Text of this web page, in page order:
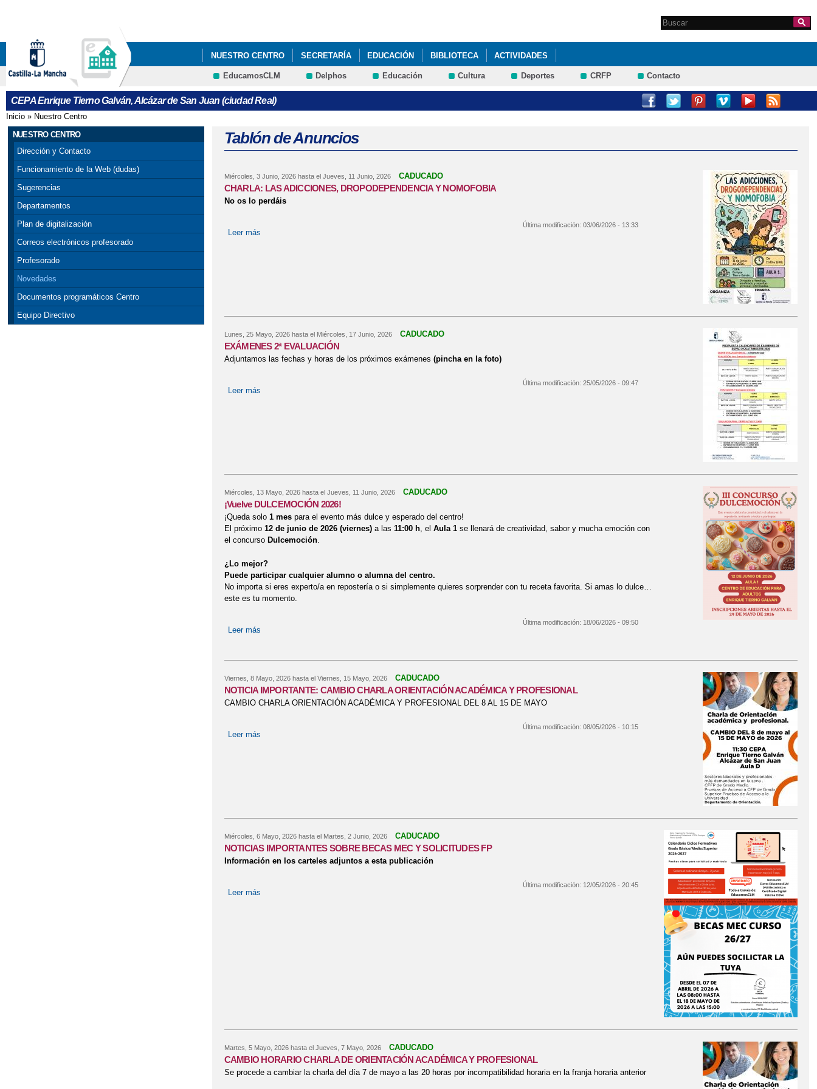
Formulario de
Search this site
NUESTRO CENTRO SECRETARÍA EDUCACIÓN BIBLIOTECA ACTIVIDADES
CURSO DE ACCESO A FORMACIÓN PROFESIONAL DE GRADO MEDIO
EducamosCLM Delphos Educación Cultura Deportes CRFP Contacto
CEPA Enrique Tierno Galván, Alcázar de San Juan (ciudad Real)
Se encuentra usted aquí
Inicio » Nuestro Centro
NUESTRO CENTRO
Dirección y Contacto
Funcionamiento de la Web (dudas)
Sugerencias
Departamentos
Plan de digitalización
Correos electrónicos profesorado
Profesorado
Novedades
Documentos programáticos Centro
Equipo Directivo
Tablón de Anuncios
Miércoles, 3 Junio, 2026hasta el Jueves, 11 Junio, 2026 CADUCADO
CHARLA: LAS ADICCIONES, DROPODEPENDENCIA Y NOMOFOBIA
No os lo perdáis
Leer más
Última modificación: 03/06/2026 - 13:33
Lunes, 25 Mayo, 2026hasta el Miércoles, 17 Junio, 2026 CADUCADO
EXÁMENES 2ª EVALUACIÓN
Adjuntamos las fechas y horas de los próximos exámenes (pincha en la foto)
Leer más
Última modificación: 25/05/2026 - 09:47
Miércoles, 13 Mayo, 2026hasta el Jueves, 11 Junio, 2026 CADUCADO
¡Vuelve DULCEMOCIÓN 2026!
¡Queda solo 1 mespara el evento más dulce y esperado del centro!
El próximo 12 de junio de 2026 (viernes)a las 11:00 h, el Aula 1se llenará de creatividad, sabor y mucha emoción con
el concurso Dulcemoción.
¿Lo mejor?
Puede participar cualquier alumno o alumna del centro.
No importa si eres experto/a en repostería o si simplemente quieres sorprender con tu receta favorita. Si amas lo dulce…
este es tu momento.
Leer más
Última modificación: 18/06/2026 - 09:50
Viernes, 8 Mayo, 2026hasta el Viernes, 15 Mayo, 2026 CADUCADO
NOTICIA IMPORTANTE: CAMBIO CHARLA ORIENTACIÓN ACADÉMICA Y PROFESIONAL
CAMBIO CHARLA ORIENTACIÓN ACADÉMICA Y PROFESIONAL DEL 8 AL 15 DE MAYO
Leer más
Última modificación: 08/05/2026 - 10:15
Miércoles, 6 Mayo, 2026hasta el Martes, 2 Junio, 2026 CADUCADO
NOTICIAS IMPORTANTES SOBRE BECAS MEC Y SOLICITUDES FP
Información en los carteles adjuntos a esta publicación
Leer más
Última modificación: 12/05/2026 - 20:45
Martes, 5 Mayo, 2026hasta el Jueves, 7 Mayo, 2026 CADUCADO
CAMBIO HORARIO CHARLA DE ORIENTACIÓN ACADÉMICA Y PROFESIONAL
Se procede a cambiar la charla del día 7 de mayo a las 20 horas por incompatibilidad horaria en la franja horaria anterior